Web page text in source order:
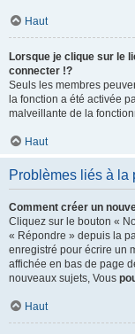
Haut
Lorsque je clique sur le
connecter !?
Seuls les membres
la fonction a été activée
malveillante de la
Haut
Problèmes liés à la
Comment créer un
Cliquez sur le bouton «
« Répondre » depuis la
enregistré pour écrire un
affichée en bas de page
nouveaux sujets, Vous
Haut